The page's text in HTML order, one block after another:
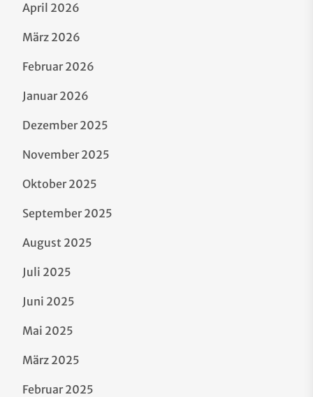
April 2026
März 2026
Februar 2026
Januar 2026
Dezember 2025
November 2025
Oktober 2025
September 2025
August 2025
Juli 2025
Juni 2025
Mai 2025
März 2025
Februar 2025